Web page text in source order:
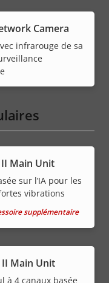
Camera
infrarouge de sa
II Main Unit
sur l’IA pour les
vibrations
supplémentaire
II Main Unit
à 4 canaux basée